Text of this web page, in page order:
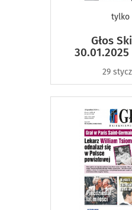
tylko
Głos
29